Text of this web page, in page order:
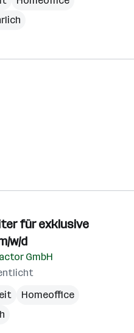
für exklusive
w/d
GmbH
Homeoffice